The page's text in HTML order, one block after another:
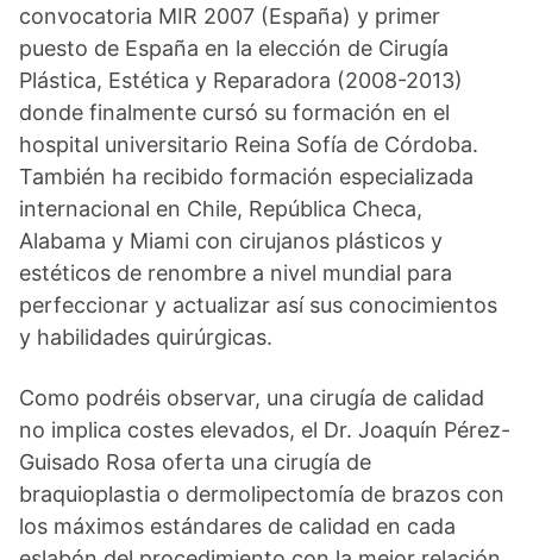
convocatoria MIR 2007 (España) y primer
puesto de España en la elección de Cirugía
Plástica, Estética y Reparadora (2008-2013)
donde finalmente cursó su formación en el
hospital universitario Reina Sofía de Córdoba.
También ha recibido formación especializada
internacional en Chile, República Checa,
Alabama y Miami con cirujanos plásticos y
estéticos de renombre a nivel mundial para
perfeccionar y actualizar así sus conocimientos
y habilidades quirúrgicas.
Como podréis observar, una cirugía de calidad
no implica costes elevados, el Dr. Joaquín Pérez-
Guisado Rosa oferta una cirugía de
braquioplastia o dermolipectomía de brazos con
los máximos estándares de calidad en cada